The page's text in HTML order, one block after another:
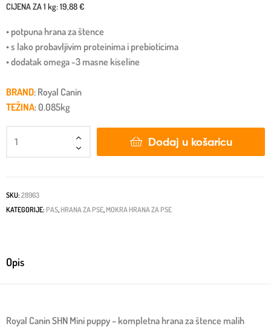
CIJENA ZA1 kg:19,88 €
• potpuna hrana za štence
• s lako probavljivim proteinima i prebioticima
• dodatak omega -3 masne kiseline
BRAND: Royal Canin
TEŽINA: 0.085kg
Dodaj u košaricu
SKU: 28963
KATEGORIJE: PAS, HRANA ZA PSE, MOKRA HRANA ZA PSE
Opis
Royal Canin SHN Mini puppy – kompletna hrana za štence malih